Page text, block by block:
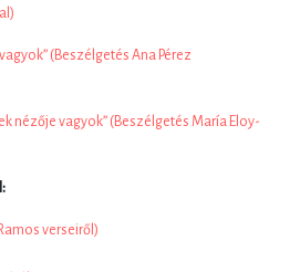
(Beszélgetés Ana Pérez
nézője vagyok” (Beszélgetés María Eloy-
verseiről)